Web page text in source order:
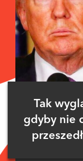
Tak
gdyby nie